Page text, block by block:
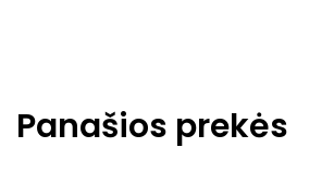
Panašios prekės